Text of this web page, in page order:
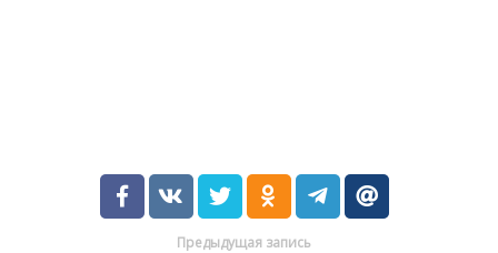
Предыдущая запись